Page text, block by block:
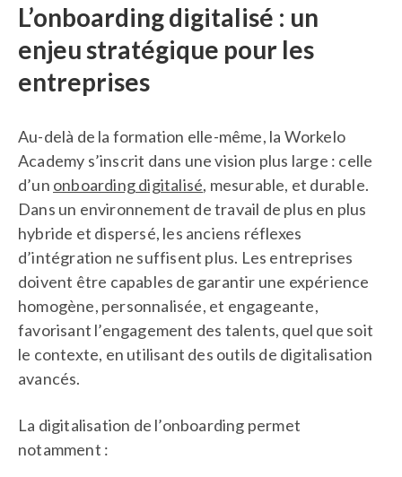
L’onboarding digitalisé : un
enjeu stratégique pour les
entreprises
Au-delà de la formation elle-même, la Workelo
Academy s’inscrit dans une vision plus large : celle
d’un onboarding digitalisé, mesurable, et durable.
Dans un environnement de travail de plus en plus
hybride et dispersé, les anciens réflexes
d’intégration ne suffisent plus. Les entreprises
doivent être capables de garantir une expérience
homogène, personnalisée, et engageante,
favorisant l’engagement des talents, quel que soit
le contexte, en utilisant des outils de digitalisation
avancés.
La digitalisation de l’onboarding permet
notamment :